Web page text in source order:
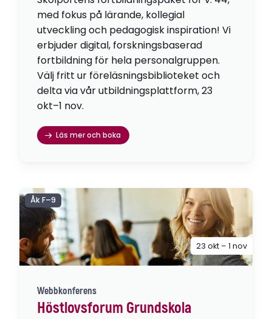
med fokus på lärande, kollegial
utveckling och pedagogisk inspiration! Vi
erbjuder digital, forskningsbaserad
fortbildning för hela personalgruppen.
Välj fritt ur föreläsningsbiblioteket och
delta via vår utbildningsplattform, 23
okt–1 nov.
Läs mer och boka
Webbkonferens
Höstlovsforum Grundskola
Åk F–9
23 okt – 1 nov